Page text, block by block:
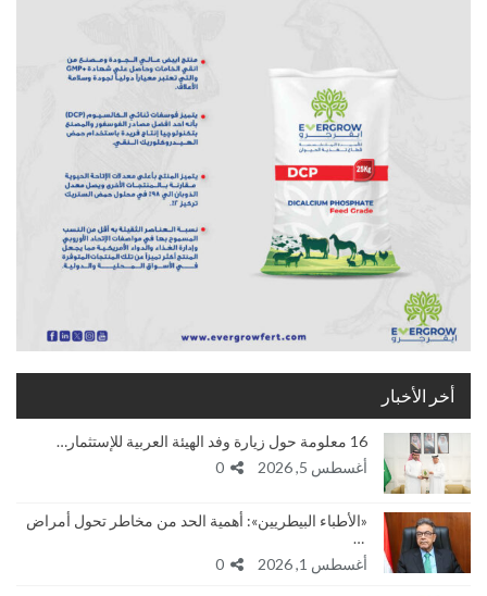
أخر الأخبار
16 معلومة حول زيارة وفد الهيئة العربية للإستثمار…
أغسطس 5, 2026
«الأطباء البيطريين»: أهمية الحد من مخاطر تحول أمراض
…
أغسطس 1, 2026